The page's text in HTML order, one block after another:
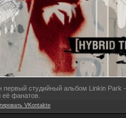
первый студийный альбом Linkin Park -
её фанатов.
VKontakte